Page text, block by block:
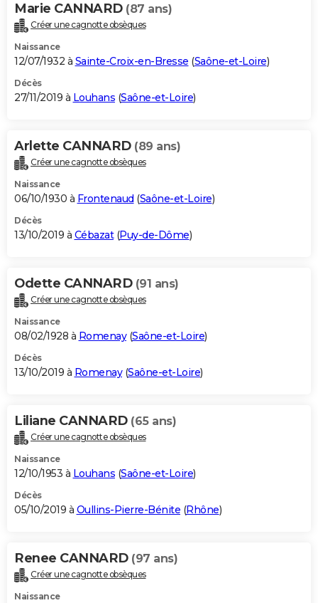
Marie CANNARD (87 ans)
Créer une cagnotte obsèques
Naissance
12/07/1932 à Sainte-Croix-en-Bresse (Saône-et-Loire)
Décès
27/11/2019 à Louhans (Saône-et-Loire)
Arlette CANNARD (89 ans)
Créer une cagnotte obsèques
Naissance
06/10/1930 à Frontenaud (Saône-et-Loire)
Décès
13/10/2019 à Cébazat(Puy-de-Dôme)
Odette CANNARD (91 ans)
Créer une cagnotte obsèques
Naissance
08/02/1928 à Romenay(Saône-et-Loire)
Décès
13/10/2019 à Romenay(Saône-et-Loire)
Liliane CANNARD (65 ans)
Créer une cagnotte obsèques
Naissance
12/10/1953 à Louhans (Saône-et-Loire)
Décès
05/10/2019 à Oullins-Pierre-Bénite (Rhône)
Renee CANNARD (97 ans)
Créer une cagnotte obsèques
Naissance